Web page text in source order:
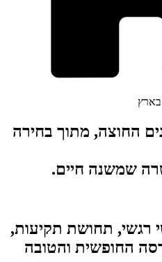
בארץ
החוצה, מתוך בחירה
שמשנה חיים.
רגשי, תחושת תקיעות,
החופשית והטובה